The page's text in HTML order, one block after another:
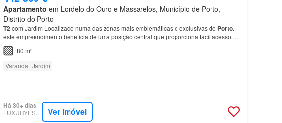
Apartamento em Lordelo do Ouro e Massarelos, Município de Porto,
Distrito do Porto
T2com Jardim Localizado numa das zonas mais emblemáticas e exclusivas do Porto,
este empreendimento beneficia de uma posição central que proporciona fácil acesso a
diversos pontos de interesse e às principais vias de entrada…
80 m²
Varanda Jardim
Há 30+ dias
LUXURYESTATE Ver imóvel